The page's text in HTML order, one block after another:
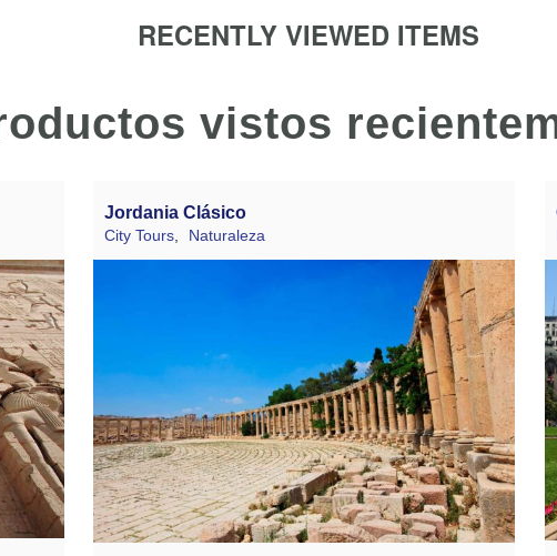
RECENTLY VIEWED ITEMS
vistos
Jordania Clásico
City Tours Naturaleza